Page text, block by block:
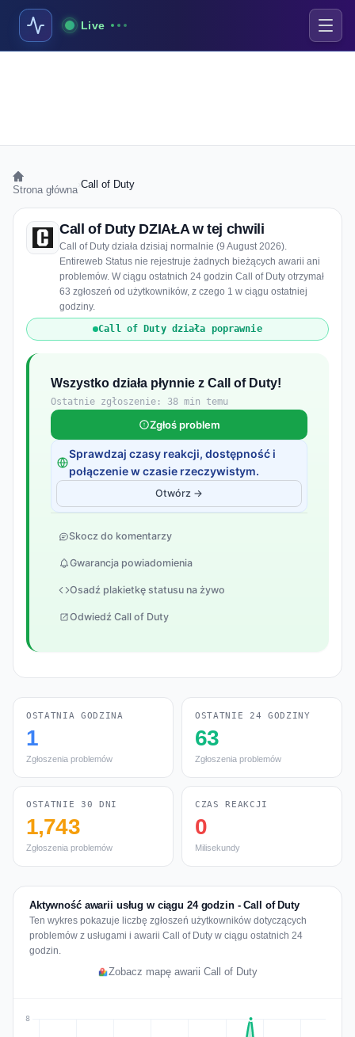
Live
Strona główna Call of Duty
Call of Duty DZIAŁA w tej chwili
Call of Duty działa dzisiaj normalnie (9 August 2026).
Entireweb Status nie rejestruje żadnych bieżących awarii ani
problemów. W ciągu ostatnich 24 godzin Call of Duty otrzymał
63 zgłoszeń od użytkowników, z czego 1 w ciągu ostatniej
godziny.
Call of Duty działa poprawnie
Wszystko działa płynnie z Call of Duty!
Ostatnie zgłoszenie: 38 min temu
Zgłoś problem
Sprawdzaj czasy reakcji, dostępność i
połączenie w czasie rzeczywistym.
Otwórz →
Skocz do komentarzy
Gwarancja powiadomienia
Osadź plakietkę statusu na żywo
Odwiedź Call of Duty
OSTATNIA GODZINA
1
Zgłoszenia problemów
OSTATNIE 24 GODZINY
63
Zgłoszenia problemów
OSTATNIE 30 DNI
1,743
Zgłoszenia problemów
CZAS REAKCJI
0
Milisekundy
Aktywność awarii usług w ciągu 24 godzin - Call of Duty
Ten wykres pokazuje liczbę zgłoszeń użytkowników dotyczących
problemów z usługami i awarii Call of Duty w ciągu ostatnich 24
godzin.
Zobacz mapę awarii Call of Duty